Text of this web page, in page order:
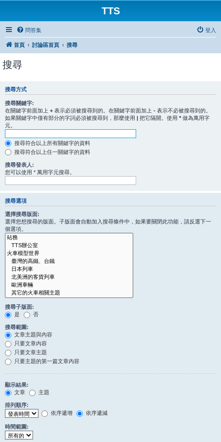
TTS
問答集 登入
首頁 討論區首頁 搜尋
搜尋
搜尋方式
搜尋關鍵字:
在關鍵字前面加上 + 表示必須被搜尋到的。在關鍵字前面加上 - 表示不必被搜尋到的。
如果關鍵字中僅有部分的字詞必須被搜尋到，那麼使用 | 把它隔開。使用 * 做為萬用字
元。
搜尋符合以上所有關鍵字的資料
搜尋符合以上任一關鍵字的資料
搜尋發表人:
您可以使用 * 萬用字元搜尋。
搜尋選項
選擇搜尋版面:
選擇您想搜尋的版面。子版面會自動加入搜尋條件中，如果要關閉此功能，請反選下一
個選項。
搜尋子版面:
是
否
搜尋範圍:
文章主題與內容
只要文章內容
只要文章主題
只要主題的第一篇文章內容
顯示結果:
文章
主題
排列順序:
依序遞增
依序遞減
時間範圍: